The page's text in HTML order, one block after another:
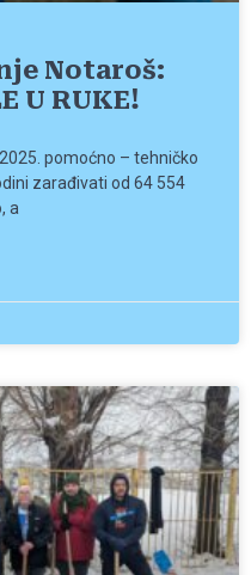
Notaroš:
U RUKE!
pomoćno – tehničko
zarađivati od 64 554
a